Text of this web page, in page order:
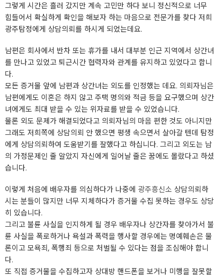
그렇게 시간은 흘러 갔지만 계속 고민만 하다 보니 정신적으로 너무
힘들어서 확실하게 확인을 해보자 하는 마음으로 전문가를 찾다 저희
광주탐정에게 상담의뢰를 하시게 되었는데요.
남편은 회사에서 반차 또는 휴가를 내서 대부분 인근 지역에서 상간녀
를 만나고 있었고 퇴근시간 협력자와 관계를 유지하고 있었다고 합니
다.
모든 증거물 앞에 남편과 상간녀는 외도를 인정했는 데요. 의뢰자님은
남편에게도 이혼은 하지 않고 주택 명의와 적금 등을 요구했으며 상간
녀에게도 최대 받을 수 있는 위자료를 받을 수 있었습니다.
물론 외도 문제가 해결되었다고 의뢰자님의 마음 편한 것도 아니지만
그래도 저희쪽에 상담의뢰 안 했으면 평생 속으면서 살아갈 텐데 탐정
에게 상담의뢰하여 도움받기를 잘했다고 하십니다. 그리고 외도는 남
의 가정문제인 줄 알았지 자신에게 일어날 줄은 꿈에도 몰랐다고 하셨
습니다.
이렇게 처음에 배우자를 의심하다가 나중에 광주흥신소 상담의뢰하
시는 분들이 많지만 너무 지체하다가 증거물 수집 못하는 경우도 상당
히 있습니다.
그리고 불륜 사실을 인지하게 될 경우 배우자나 상간자를 찾아가서 불
륜 사실을 폭로하거나 욕설과 폭력을 행사할 경우에는 명예훼손은 물
론이고 모욕죄, 폭행죄 등으로 처벌될 수 있다는 점을 조심해야 합니
다.
또 직접 증거물을 수집하고자 상대방 핸드폰을 보거나 미행을 잘못할